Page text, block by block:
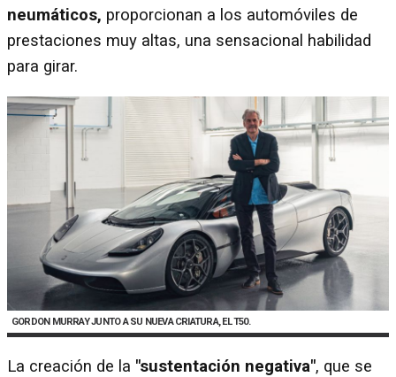
neumáticos, proporcionan a los automóviles de
prestaciones muy altas, una sensacional habilidad
para girar.
GORDON MURRAY JUNTO A SU NUEVA CRIATURA, EL T50.
La creación de la "sustentación negativa", que se